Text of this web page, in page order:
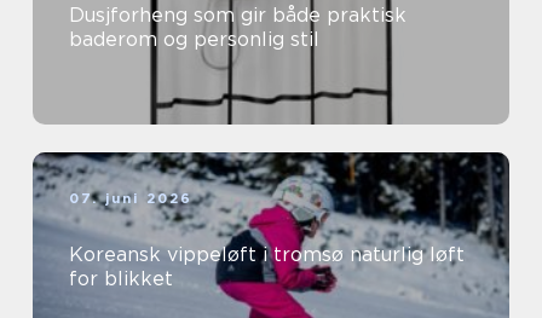
Dusjforheng som gir både praktisk
baderom og personlig stil
07. juni 2026
Koreansk vippeløft i tromsø naturlig løft
for blikket